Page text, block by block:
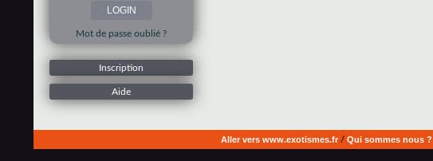
Mot de passe oublié ?
Inscription
Aide
Aller vers www.exotismes.fr/ Qui sommes nous ?